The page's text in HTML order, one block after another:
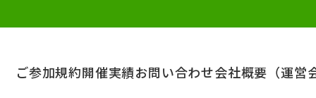
ご参加規約開催実績お問い合わせ会社概要（運営